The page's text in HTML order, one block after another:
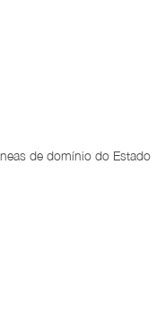
de domínio do Estado